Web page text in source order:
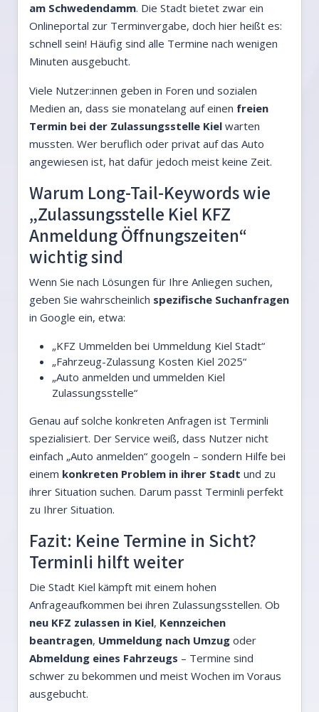
am Schwedendamm. Die Stadt bietet zwar ein
Onlineportal zur Terminvergabe, doch hier heißt es:
schnell sein! Häufig sind alle Termine nach wenigen
Minuten ausgebucht.
Viele Nutzer:innen geben in Foren und sozialen
Medien an, dass sie monatelang auf einen freien
Termin bei der Zulassungsstelle Kiel warten
mussten. Wer beruflich oder privat auf das Auto
angewiesen ist, hat dafür jedoch meist keine Zeit.
Warum Long-Tail-Keywords wie
„Zulassungsstelle Kiel KFZ
Anmeldung Öffnungszeiten“
wichtig sind
Wenn Sie nach Lösungen für Ihre Anliegen suchen,
geben Sie wahrscheinlich spezifische Suchanfragen
in Google ein, etwa:
„KFZ Ummelden bei Ummeldung Kiel Stadt“
„Fahrzeug-Zulassung Kosten Kiel 2025“
„Auto anmelden und ummelden Kiel
Zulassungsstelle“
Genau auf solche konkreten Anfragen ist Terminli
spezialisiert. Der Service weiß, dass Nutzer nicht
einfach „Auto anmelden“ googeln – sondern Hilfe bei
einem konkreten Problem in ihrer Stadt und zu
ihrer Situation suchen. Darum passt Terminli perfekt
zu Ihrer Situation.
Fazit: Keine Termine in Sicht?
Terminli hilft weiter
Die Stadt Kiel kämpft mit einem hohen
Anfrageaufkommen bei ihren Zulassungsstellen. Ob
neu KFZ zulassen in Kiel, Kennzeichen
beantragen, Ummeldung nach Umzug oder
Abmeldung eines Fahrzeugs – Termine sind
schwer zu bekommen und meist Wochen im Voraus
ausgebucht.